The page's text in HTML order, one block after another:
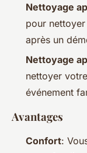
Nettoyage
pour
après un
Nettoyage
nettoyer
événement
Avantages
Confort: